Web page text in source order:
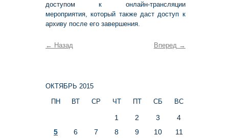
доступом к онлайн-трансляции
мероприятия, который также даст доступ к
архиву после его завершения.
← Назад Вперед →
ОКТЯБРЬ 2015
ПН
ВТ СР ЧТ ПТ СБ ВС
1 2 3
4
5
6 7 8 9 10
11